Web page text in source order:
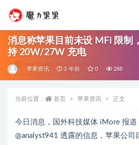
消息称苹果目前未设 MFi 限制
持 20W/27W 充电
苹果资讯 3 年前 0 288
当前位置： 首页 苹果资讯 正文
今日消息，国外科技媒体 iMore 报道
@analyst941 透露的信息，苹果公司